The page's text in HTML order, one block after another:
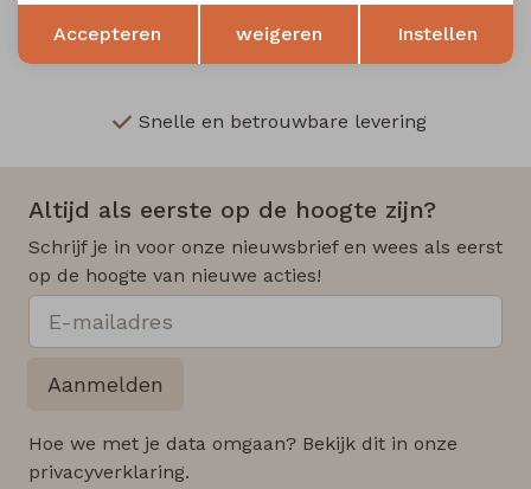
Snelle en betrouwbare levering
Altijd als eerste op de hoogte zijn?
Schrijf je in voor onze nieuwsbrief en wees als eerst
op de hoogte van nieuwe acties!
Aanmelden
Hoe we met je data omgaan? Bekijk dit in onze
privacyverklaring.
Terug Opslaan
Accepteren weigeren Instellen